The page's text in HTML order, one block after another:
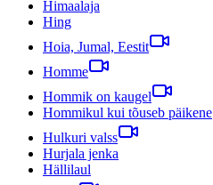
Himaalaja
Hing
Hoia, Jumal, Eestit
Homme
Hommik on kaugel
Hommikul kui tõuseb päikene
Hulkuri valss
Hurjala jenka
Hällilaul